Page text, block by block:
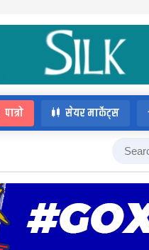
पात्रो सेयर मार्केट्स